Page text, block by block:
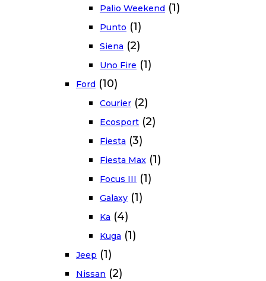
Palio Weekend (1)
Punto (1)
Siena (2)
Uno Fire (1)
Ford (10)
Courier (2)
Ecosport (2)
Fiesta (3)
Fiesta Max (1)
Focus III (1)
Galaxy (1)
Ka (4)
Kuga (1)
Jeep (1)
Nissan (2)